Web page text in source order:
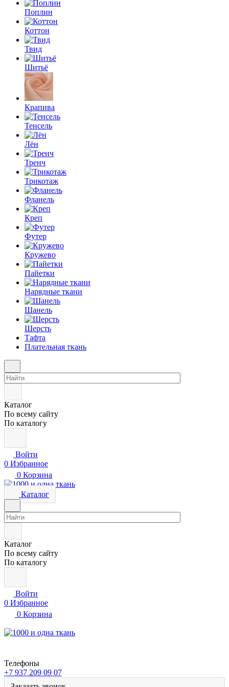
Поплин
Коттон
Твид
Шитьё
Крапива
Тенсель
Лён
Тренч
Трикотаж
Фланель
Креп
Футер
Кружево
Пайетки
Нарядные ткани
Шанель
Шерсть
Тафта
Плательная ткань
Каталог
По всему сайту
По каталогу
Войти
0 Избранное
0 Корзина
Каталог
Каталог
По всему сайту
По каталогу
Войти
0 Избранное
0 Корзина
Телефоны
+7 937 209 09 07